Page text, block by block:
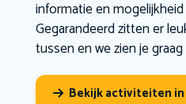
informatie en
Gegarandeerd zitten er
tussen en we zien je
Bekijk activiteiten